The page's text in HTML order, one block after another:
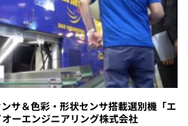
サ＆色彩・形状センサ搭載選別機「エ
ーエンジニアリング株式会社